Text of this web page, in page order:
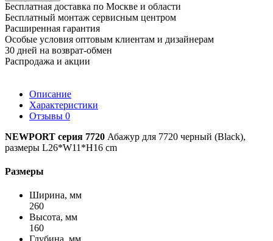
Бесплатная доставка по Москве и области
Бесплатный монтаж сервисным центром
Расширенная гарантия
Особые условия оптовым клиентам и дизайнерам
30 дней на возврат-обмен
Распродажа и акции
Описание
Характеристики
Отзывы 0
NEWPORT серия 7720 Абажур для 7720 черный (Black),
размеры L26*W11*H16 cm
Размеры
Ширина, мм
260
Высота, мм
160